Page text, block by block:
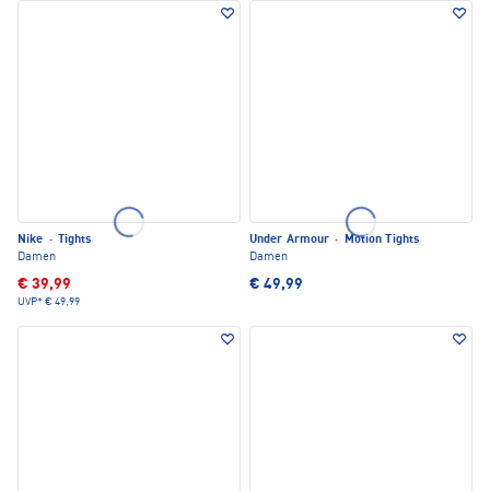
Nike ·
Tights
Damen
€ 39,99
UVP* € 49,99
Under Armour ·
Motion Tights
Damen
€ 49,99